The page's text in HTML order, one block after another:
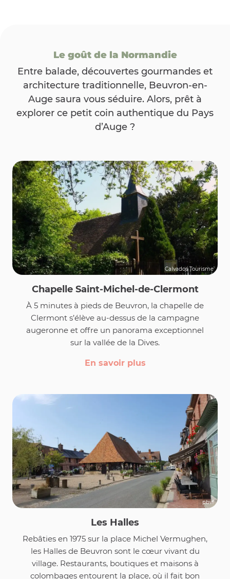
Le goût de la Normandie
Entre balade, découvertes gourmandes et
architecture traditionnelle, Beuvron-en-
Auge saura vous séduire. Alors, prêt à
explorer ce petit coin authentique du Pays
d’Auge ?
Calvados Tourisme
Chapelle Saint-Michel-de-Clermont
À 5 minutes à pieds de Beuvron, la chapelle de
Clermont s’élève au-dessus de la campagne
augeronne et offre un panorama exceptionnel
sur la vallée de la Dives.
En savoir plus
pbvf
Les Halles
Rebâties en 1975 sur la place Michel Vermughen,
les Halles de Beuvron sont le cœur vivant du
village. Restaurants, boutiques et maisons à
colombages entourent la place, où il fait bon